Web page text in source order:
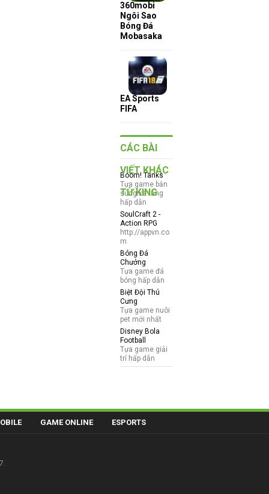
360mobi
Ngôi Sao
Bóng Đá
Mobasaka
EA Sports
FIFA
CÁC BÀI
VIẾT KHÁC
TỪ KING
Boom! Tanks
Tựa game bắn
súng xe tăng
hấp dẫn
SoulCraft 2 -
Action RPG
http://appvn.co
m
Bóng Đá
Chưởng
Tựa game đá
bóng hấp dẫn
Biệt Đội Thú
Cưng
Tựa game nuôi
pet mới nhất
Disney Bola
Football
Tựa game giải
trí hấp dẫn
GAME ONLINE ESPORTS